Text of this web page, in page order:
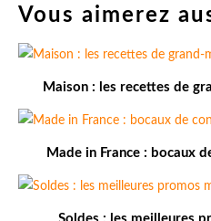
Vous aimerez
Maison : les recettes de
Made in France : bocaux